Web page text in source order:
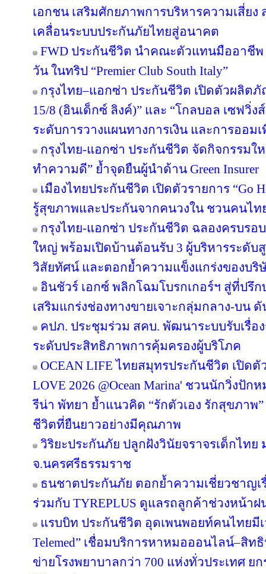
เอกชน เสริมศักยภาพการบริหารความเสี่ยง ส
เคลื่อนระบบประกันภัยไทยสู่อนาคต
FWD ประกันชีวิต นำคณะตัวแทนมืออาชี
วัน ในทริป “Premier Club South Italy”
กรุงไทย–แอกซ่า ประกันชีวิต เปิดตัวผลิต
15/8 (อินเด็กซ์ ลิงค์)” และ “โกลบอล เซฟวิ่ง
ระดับการวางแผนทางการเงิน และการออม
กรุงไทย-แอกซ่า ประกันชีวิต จัดกิจกรรมใ
ทำความดี” ย้ำจุดยืนผู้นำด้าน Green Insurer
เมืองไทยประกันชีวิต เปิดตัวรายการ “Go
รู้สุขภาพและประกันจากคนวงใน ชวนคนไ
กรุงไทย-แอกซ่า ประกันชีวิต ฉลองครบรอบ
ใหญ่ พร้อมเปิดบ้านต้อนรับ 3 ผู้บริหารระดับ
วิสัยทัศน์ และตอกย้ำความแข็งแกร่งของบริ
อินชัวร์ เอกซ์ พลิกโฉมโบรกเกอร์ฯ สู่ที่ป
เสริมแกร่งช่องทางขายเจาะกลุ่มกลาง-บน
คปภ. ประชุมร่วม สคบ. พัฒนาระบบรับเรื่อ
ระดับประสิทธิภาพการคุ้มครองผู้บริโภค
OCEAN LIFE ไทยสมุทรประกันชีวิต เปิดตั
LOVE 2026 @Ocean Marina' ชวนนักวิ่งปั
รีน่า พัทยา ย้ำแนวคิด “รักตัวเอง รักสุขภาพ
ชีวิตที่ยืนยาวอย่างมีคุณภาพ
วิริยะประกันภัย ปลูกฝังวินัยจราจรเด็กไท
จ.นครศรีธรรมราช
ธนชาตประกันภัย ตอกย้ำความเชี่ยวชาญเ
ร่วมกับ TYREPLUS ดูแลรถลูกค้าช่วงหน้า
แรบบิท ประกันชีวิต อุดเพนพอยท์คนไทยมีเ
Telemed” เชื่อมบริการหาหมอออนไลน์–สิ
ข่ายโรงพยาบาลกว่า 700 แห่งทั่วประเทศ